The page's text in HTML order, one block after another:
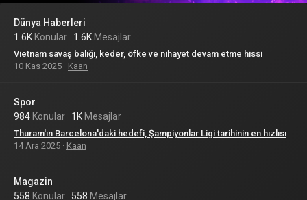
Dünya Haberleri
1.6K Konular 1.6K Mesajlar
Vietnam savaş balığı, keder, öfke ve nihayet devam etme hissi
10 Kas 2025
Kaan
Spor
984 Konular 1K Mesajlar
Thuram'ın Barcelona'daki hedefi, Şampiyonlar Ligi tarihinin en hızlısı
14 Ara 2025
Kaan
Magazin
558 Konular 558 Mesajlar